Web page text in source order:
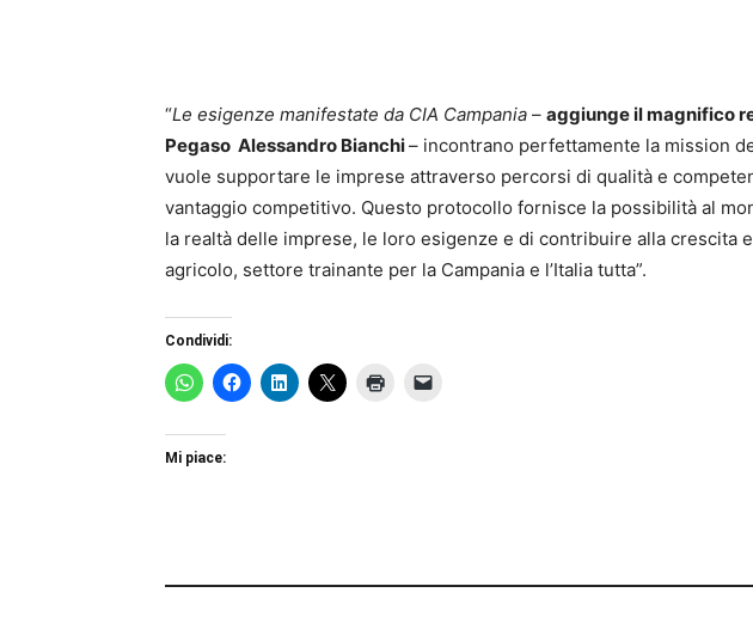
“Le esigenze manifestate da CIA Campania – aggiunge il magnifico
Pegaso Alessandro Bianchi– incontrano perfettamente la mission
vuole supportare le imprese attraverso percorsi di qualità e
vantaggio competitivo. Questo protocollo fornisce la possibilità al
la realtà delle imprese, le loro esigenze e di contribuire alla crescita
agricolo, settore trainante per la Campania e l’Italia tutta”.
Condividi:
Mi piace: